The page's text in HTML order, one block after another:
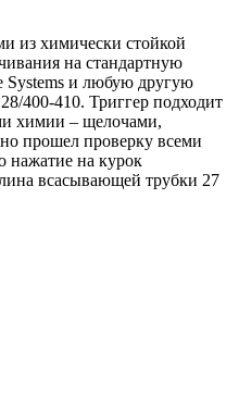
из химически стойкой
на стандартную
Systems и любую другую
400-410. Триггер подходит
химии – щелочами,
прошел проверку всеми
нажатие на курок
всасывающей трубки 27